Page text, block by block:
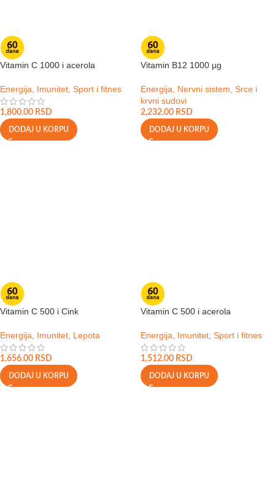
Vitamin C 1000 i acerola
Energija Imunitet Sport i fitnes
1,800.00 RSD
DODAJ U KORPU
Vitamin B12 1000 µg
Energija Nervni sistem Srce i
krvni sudovi
2,232.00 RSD
DODAJ U KORPU
Vitamin C 500 i Cink
Energija Imunitet Lepota
1,656.00 RSD
DODAJ U KORPU
Vitamin C 500 i acerola
Energija Imunitet Sport i fitnes
1,512.00 RSD
DODAJ U KORPU